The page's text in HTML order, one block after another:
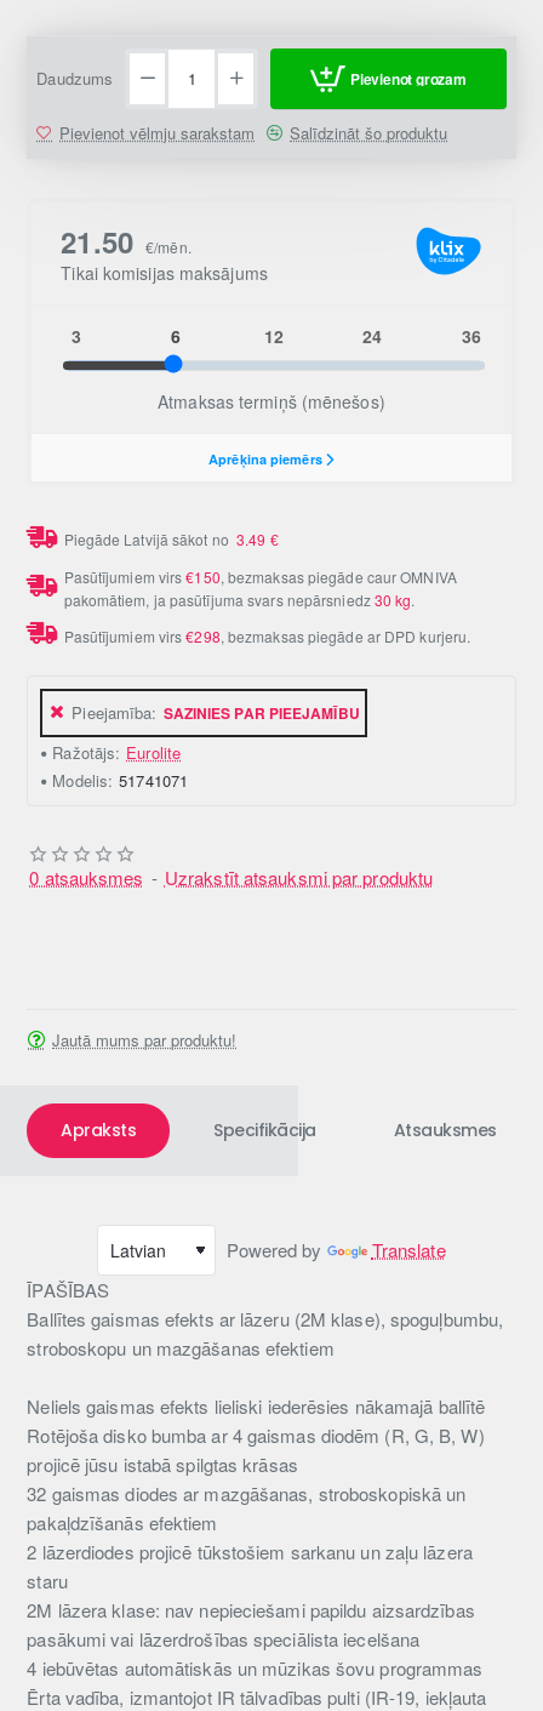
Pieejamība: SAZINIES PAR PIEEJAMĪBU
Ražotājs: Eurolite
Modelis: 51741071
0 atsauksmes - Uzrakstīt atsauksmi par produktu
Daudzums Pievienot grozam
Pievienot vēlmju sarakstam Salīdzināt šo produktu
Piegāde Latvijā sākot no3.49 €
Pasūtījumiem virs€150, bezmaksas piegāde caur OMNIVA
pakomātiem, ja pasūtījuma svars nepārsniedz30 kg.
Pasūtījumiem virs€298, bezmaksas piegāde ar DPD kurjeru.
Jautā mums par produktu!
Apraksts Specifikācija Atsauksmes
Powered by
Translate
ĪPAŠĪBAS
Ballītes gaismas efekts ar lāzeru (2M klase), spoguļbumbu,
stroboskopu un mazgāšanas efektiem
Neliels gaismas efekts lieliski iederēsies nākamajā ballītē
Rotējoša disko bumba ar 4 gaismas diodēm (R, G, B, W)
projicē jūsu istabā spilgtas krāsas
32 gaismas diodes ar mazgāšanas, stroboskopiskā un
pakaļdzīšanās efektiem
2 lāzerdiodes projicē tūkstošiem sarkanu un zaļu lāzera
staru
2M lāzera klase: nav nepieciešami papildu aizsardzības
pasākumi vai lāzerdrošības speciālista iecelšana
4 iebūvētas automātiskās un mūzikas šovu programmas
Ērta vadība, izmantojot IR tālvadības pulti (IR-19, iekļauta